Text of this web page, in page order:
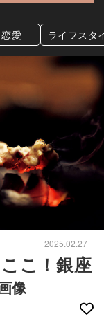
恋愛 ライフスタ
2025.02.27
こ！銀座
像